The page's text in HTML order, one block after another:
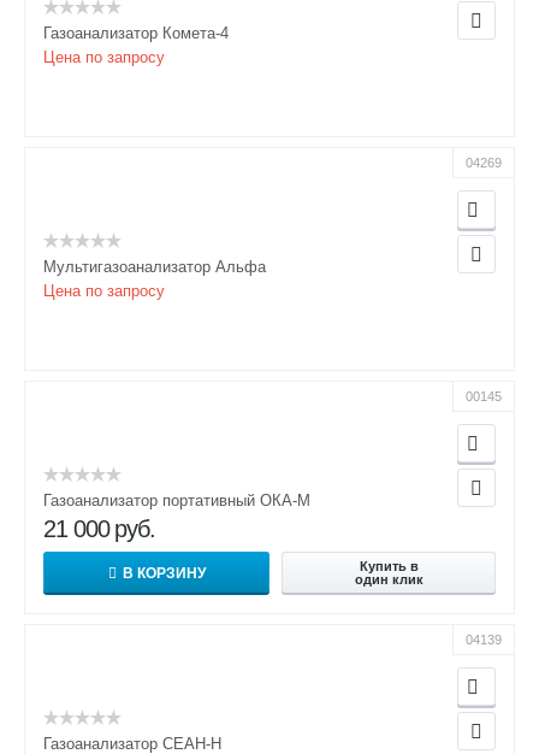
Газоанализатор Комета-4
Цена по запросу
04269
Мультигазоанализатор Альфа
Цена по запросу
00145
Газоанализатор портативный ОКА-М
21 000 руб.
В КОРЗИНУ
Купить в
один клик
04139
Газоанализатор СЕАН-Н